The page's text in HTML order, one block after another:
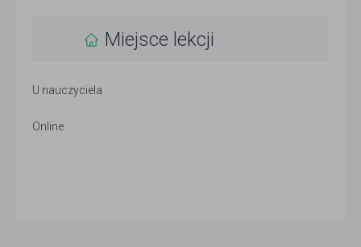
Miejsce lekcji
U nauczyciela
Online